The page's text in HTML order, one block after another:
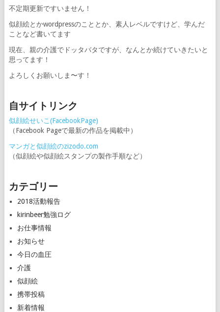
不定期更新ですいません！
似顔絵とかwordpressのこととか、素人レベルですけど、学んだ
ことなど書いてます
現在、親の介護でドッタバタですが、なんとか続けていきたいと
思ってます！
よろしくお願いしま〜す！
自サイトリンク
似顔絵せいこ(FacebookPage)
（Facebook Pageで最新の作品を掲載中）
マンガと似顔絵のzizodo.com
（似顔絵や似顔絵スタンプの製作手順など）
カテゴリー
2018活動報告
kirinbeer勉強ログ
お仕事情報
お知らせ
今日の血圧
介護
似顔絵
携帯投稿
新着情報